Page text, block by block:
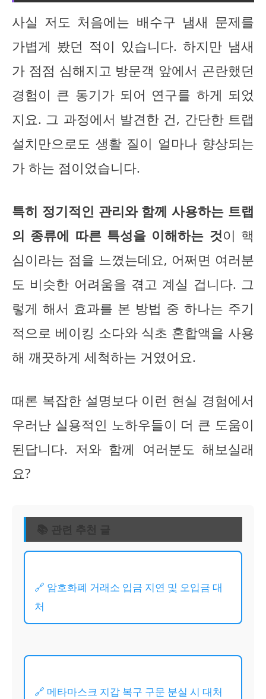
사실 저도 처음에는 배수구 냄새 문제를
가볍게 봤던 적이 있습니다. 하지만 냄새
가 점점 심해지고 방문객 앞에서 곤란했던
경험이 큰 동기가 되어 연구를 하게 되었
지요. 그 과정에서 발견한 건, 간단한 트랩
설치만으로도 생활 질이 얼마나 향상되는
가 하는 점이었습니다.
특히 정기적인 관리와 함께 사용하는 트랩
의 종류에 따른 특성을 이해하는 것이 핵
심이라는 점을 느꼈는데요, 어쩌면 여러분
도 비슷한 어려움을 겪고 계실 겁니다. 그
렇게 해서 효과를 본 방법 중 하나는 주기
적으로 베이킹 소다와 식초 혼합액을 사용
해 깨끗하게 세척하는 거였어요.
때론 복잡한 설명보다 이런 현실 경험에서
우러난 실용적인 노하우들이 더 큰 도움이
된답니다. 저와 함께 여러분도 해보실래
요?
📚 관련 추천 글
🔗 암호화폐 거래소 입금 지연 및 오입금 대
처
🔗 메타마스크 지갑 복구 구문 분실 시 대처